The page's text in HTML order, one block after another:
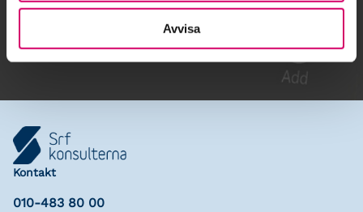
Avvisa
Lägg till i kalender
Kontakt
010-483 80 00